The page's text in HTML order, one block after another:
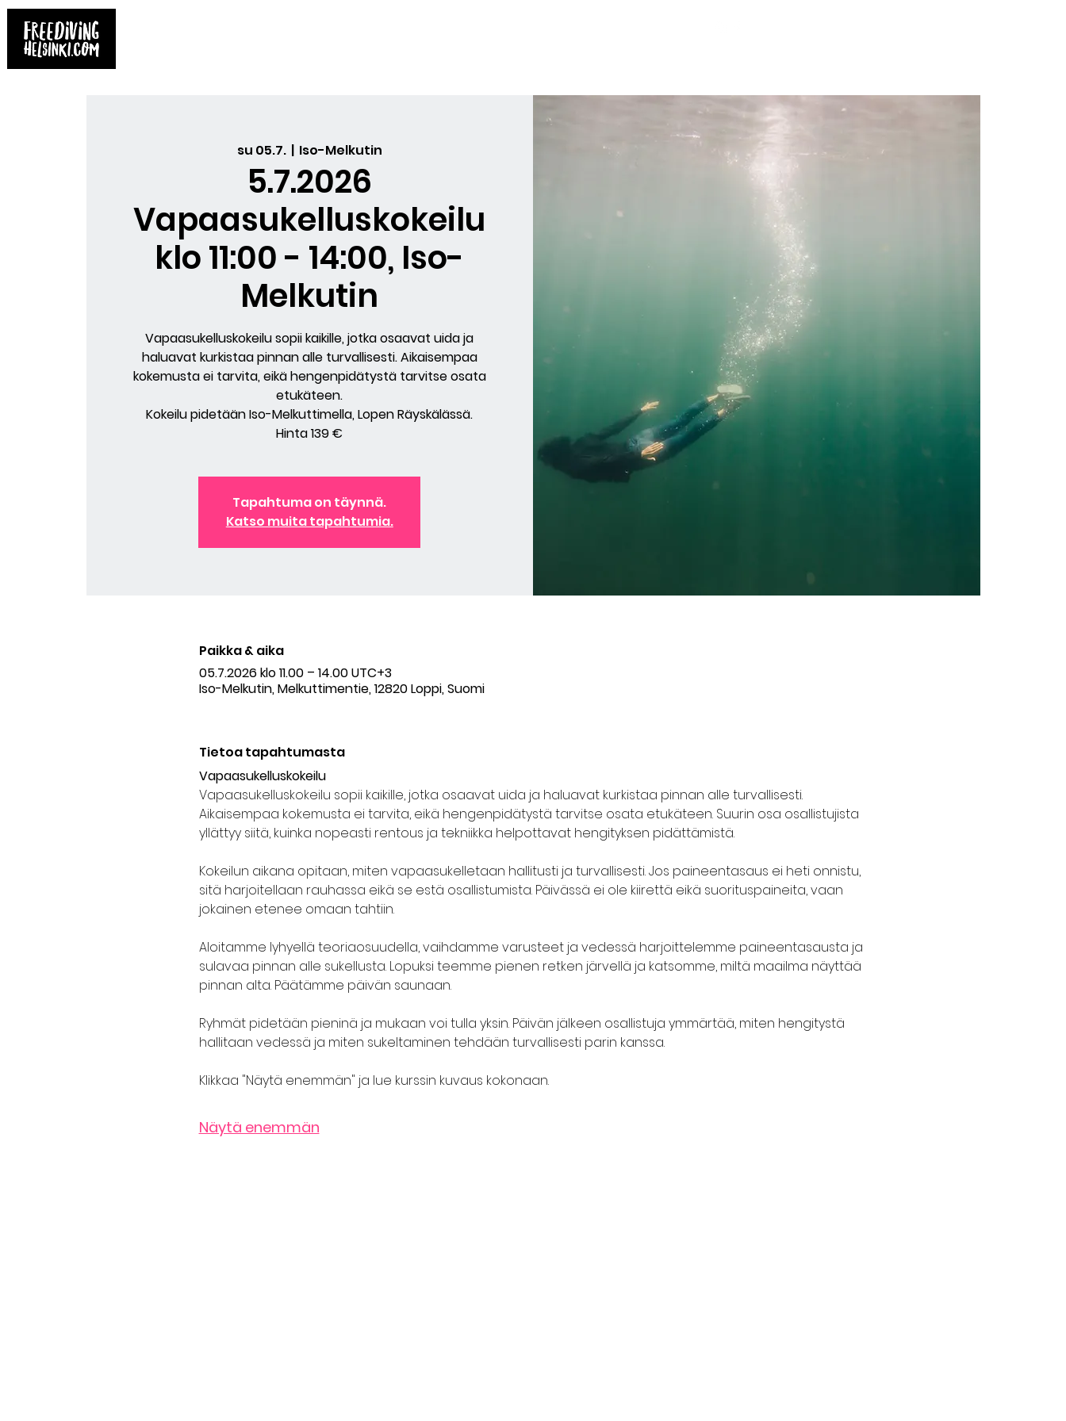
su 05.7.
  |
Iso-Melkutin
5.7.2026
Vapaasukelluskokeilu
klo 11:00 - 14:00, Iso-
Melkutin
Vapaasukelluskokeilu sopii kaikille, jotka osaavat uida ja
haluavat kurkistaa pinnan alle turvallisesti. Aikaisempaa
kokemusta ei tarvita, eikä hengenpidätystä tarvitse osata
etukäteen.
Kokeilu pidetään Iso-Melkuttimella, Lopen Räyskälässä.
Hinta 139 €
Tapahtuma on täynnä.
Katso muita tapahtumia.
Paikka & aika
05.7.2026 klo 11.00 – 14.00 UTC+3
Iso-Melkutin, Melkuttimentie, 12820 Loppi, Suomi
Tietoa tapahtumasta
Vapaasukelluskokeilu
Vapaasukelluskokeilu sopii kaikille, jotka osaavat uida ja haluavat kurkistaa pinnan alle turvallisesti.
Aikaisempaa kokemusta ei tarvita, eikä hengenpidätystä tarvitse osata etukäteen. Suurin osa osallistujista
yllättyy siitä, kuinka nopeasti rentous ja tekniikka helpottavat hengityksen pidättämistä.
Kokeilun aikana opitaan, miten vapaasukelletaan hallitusti ja turvallisesti. Jos paineentasaus ei heti onnistu,
sitä harjoitellaan rauhassa eikä se estä osallistumista. Päivässä ei ole kiirettä eikä suorituspaineita, vaan
jokainen etenee omaan tahtiin.
Aloitamme lyhyellä teoriaosuudella, vaihdamme varusteet ja vedessä harjoittelemme paineentasausta ja
sulavaa pinnan alle sukellusta. Lopuksi teemme pienen retken järvellä ja katsomme, miltä maailma näyttää
pinnan alta. Päätämme päivän saunaan.
Ryhmät pidetään pieninä ja mukaan voi tulla yksin. Päivän jälkeen osallistuja ymmärtää, miten hengitystä
hallitaan vedessä ja miten sukeltaminen tehdään turvallisesti parin kanssa.
Klikkaa "Näytä enemmän" ja lue kurssin kuvaus kokonaan.
Näytä enemmän